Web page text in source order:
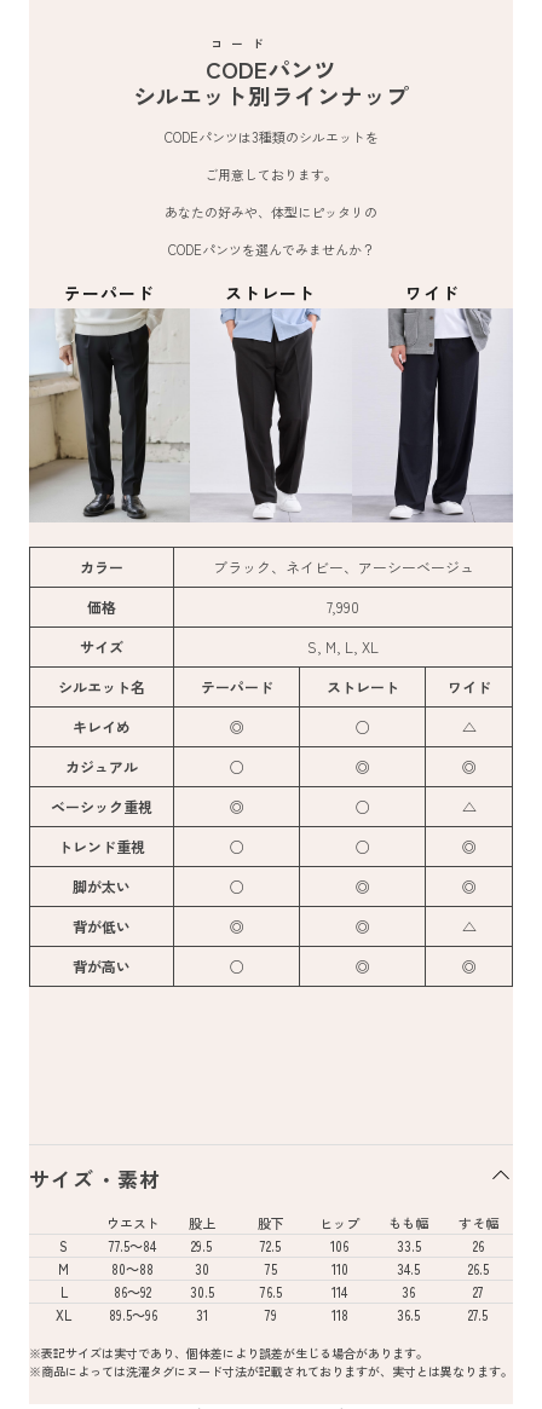
CODE
コード
パンツ
シルエット別ラインナップ
CODEパンツは3種類のシルエットを
ご用意しております。
あなたの好みや、体型にピッタリの
CODEパンツを選んでみませんか？
テーパード ストレート ワイド
カラー
ブラック、ネイビー、アーシーベージュ
価格
7,990
サイズ
S, M, L, XL
シルエット名
テーパード ストレート
ワイド
キレイめ
◎ ○
△
カジュアル
○ ◎
◎
ベーシック重視
◎ ○
△
トレンド重視
○ ○
◎
脚が太い
○ ◎
◎
背が低い
◎ ◎
△
背が高い
○ ◎ ◎
サイズ・素材
ウエスト 股上 股下 ヒップ もも幅
すそ幅
S
77.5～84 29.5 72.5 106 33.5
26
M
80～88 30 75 110 34.5
26.5
L
86～92 30.5 76.5 114 36
27
XL
89.5～96 31 79 118 36.5 27.5
※表記サイズは実寸であり、個体差により誤差が生じる場合があります。
※商品によっては洗濯タグにヌード寸法が記載されておりますが、実寸とは異なります。